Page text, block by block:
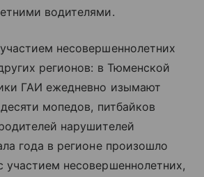
водителями.
несовершеннолетних
регионов: в Тюменской
ГАИ ежедневно изымают
мопедов, питбайков
нарушителей
года в регионе произошло
несовершеннолетних,